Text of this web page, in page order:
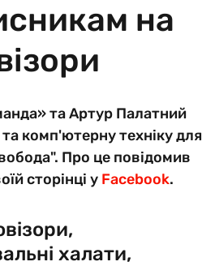
на
та Артур Палатний
комп'ютерну техніку для
Про це повідомив
сторінці у Facebook.
халати,